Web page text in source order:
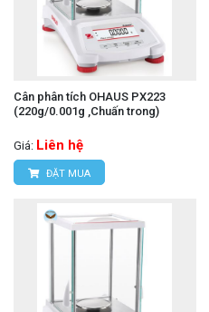
Cân phân tích OHAUS PX223
(220g/0.001g ,Chuấn trong)
Giá: Liên hệ
ĐẶT MUA